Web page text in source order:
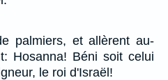
palmiers, et allèrent au-
Hosanna! Béni soit celui
le roi d'Israël!